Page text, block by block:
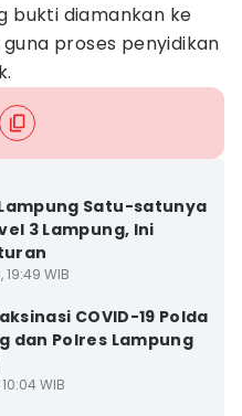
bukti diamankan ke
proses penyidikan
Satu-satunya
3 Lampung, Ini
19:49 WIB
COVID-19 Polda
dan Polres Lampung
10:04 WIB